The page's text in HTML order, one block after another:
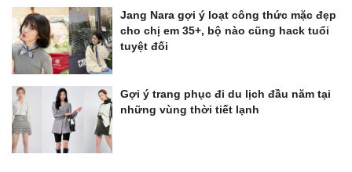
Jang Nara gợi ý loạt công thức mặc đẹp
cho chị em 35+, bộ nào cũng hack tuổi
tuyệt đối
Gợi ý trang phục đi du lịch đầu năm tại
những vùng thời tiết lạnh